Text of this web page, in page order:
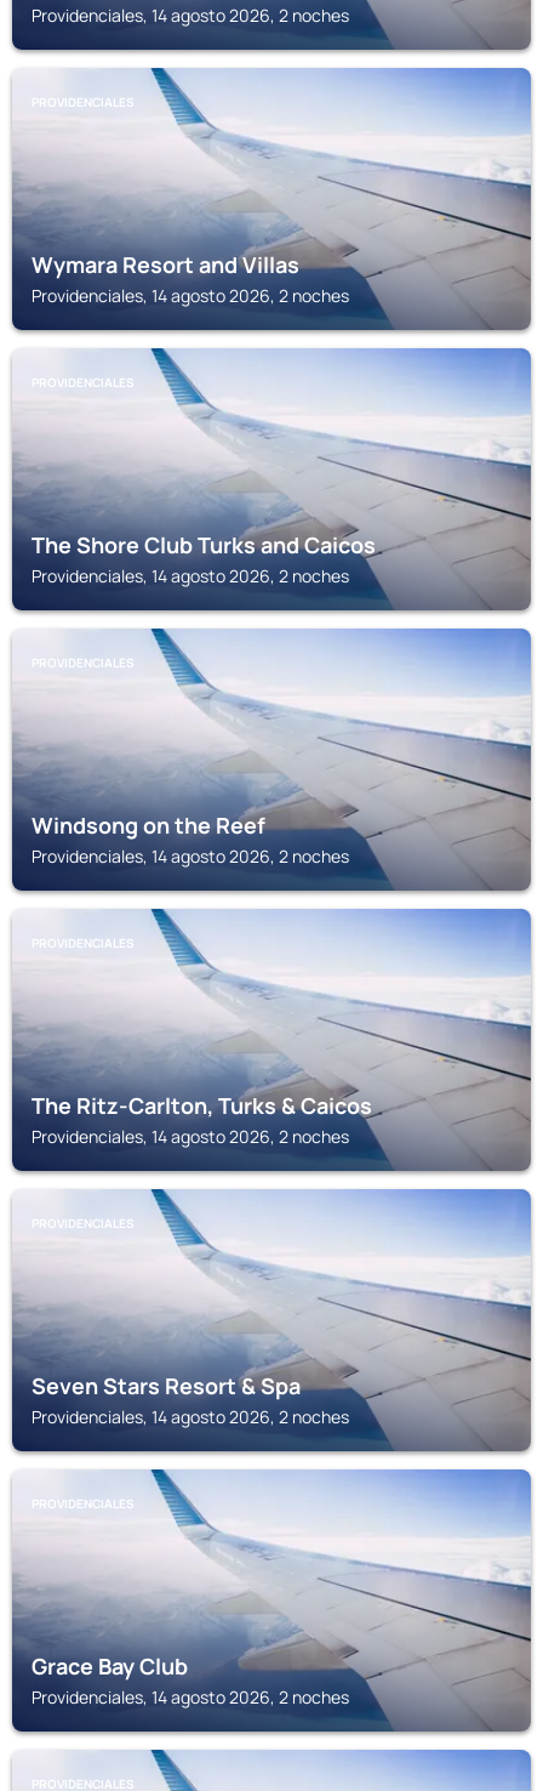
Providenciales, 14 agosto 2026, 2 noches
PROVIDENCIALES
Wymara Resort and Villas
Providenciales, 14 agosto 2026, 2 noches
PROVIDENCIALES
The Shore Club Turks and Caicos
Providenciales, 14 agosto 2026, 2 noches
PROVIDENCIALES
Windsong on the Reef
Providenciales, 14 agosto 2026, 2 noches
PROVIDENCIALES
The Ritz-Carlton, Turks & Caicos
Providenciales, 14 agosto 2026, 2 noches
PROVIDENCIALES
Seven Stars Resort & Spa
Providenciales, 14 agosto 2026, 2 noches
PROVIDENCIALES
Grace Bay Club
Providenciales, 14 agosto 2026, 2 noches
PROVIDENCIALES